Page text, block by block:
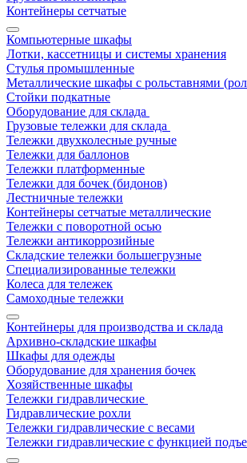
Контейнеры сетчатые
Компьютерные шкафы
Лотки, кассетницы и системы хранения
Стулья промышленные
Металлические шкафы с рольставнями
Стойки подкатные
Оборудование для склада
Грузовые тележки для склада
Тележки двухколесные ручные
Тележки для баллонов
Тележки платформенные
Тележки для бочек (бидонов)
Лестничные тележки
Контейнеры сетчатые металлические
Тележки с поворотной осью
Тележки антикоррозийные
Складские тележки большегрузные
Специализированные тележки
Колеса для тележек
Самоходные тележки
Контейнеры для производства и склада
Архивно-складские шкафы
Шкафы для одежды
Оборудование для хранения бочек
Хозяйственные шкафы
Тележки гидравлические
Гидравлические рохли
Тележки гидравлические с весами
Тележки гидравлические с функцией